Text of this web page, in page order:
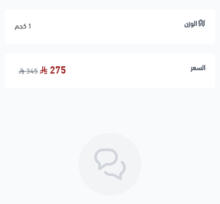
✅ يُفضّل معايرة الزوايا (الترصيص + وزن الأذرعة) بعد
الوزن 1 كجم
السعر 275
345